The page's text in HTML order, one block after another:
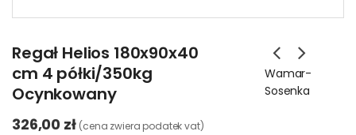
Regał Helios 180x90x40
cm 4 półki/350kg
Ocynkowany
Wamar-
Sosenka
326,00 zł (cena zwiera podatek vat)